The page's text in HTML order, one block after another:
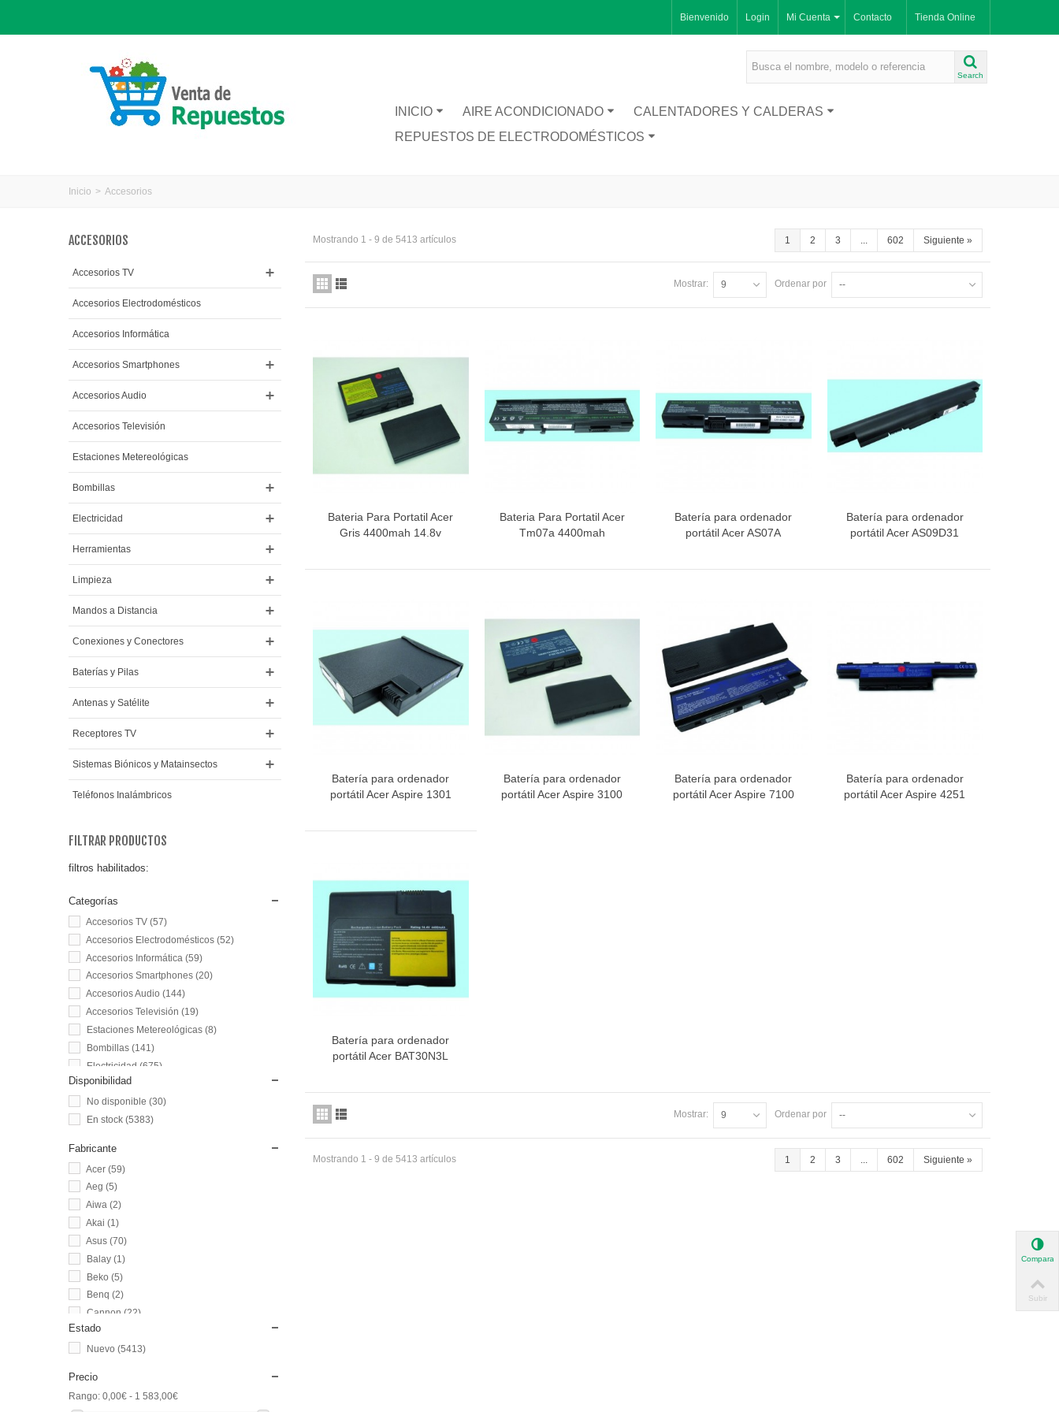
Tienda Online
Contacto
Mi Cuenta
Bienvenido Login
Search
INICIO AIRE ACONDICIONADO
CALENTADORES Y CALDERAS
REPUESTOS DE ELECTRODOMÉSTICOS
Inicio > Accesorios
ACCESORIOS
Accesorios TV
Accesorios Electrodomésticos
Accesorios Informática
Accesorios Smartphones
Accesorios Audio
Accesorios Televisión
Estaciones Metereológicas
Bombillas
Electricidad
Herramientas
Limpieza
Mandos a Distancia
Conexiones y Conectores
Baterías y Pilas
Antenas y Satélite
Receptores TV
Sistemas Biónicos y Matainsectos
Teléfonos Inalámbricos
FILTRAR PRODUCTOS
filtros habilitados:
Categorías
Accesorios TV (57)
Accesorios Electrodomésticos (52)
Accesorios Informática (59)
Accesorios Smartphones (20)
Accesorios Audio (144)
Accesorios Televisión (19)
Estaciones Metereológicas (8)
Bombillas (141)
Electricidad (675)
Herramientas
Limpieza(168)
Mandos a Distancia
Baterías y Pilas
Antenas y Satélite
Receptores TV
Sistemas Biónicos y Matainsectos
Teléfonos Inalámbricos
Disponibilidad
No disponible (30)
En stock (5383)
Fabricante
Acer (59)
Aeg (5)
Aiwa (2)
Akai (1)
Asus (70)
Balay (1)
Beko (5)
Benq (2)
Cannon (22)
Cata
Classic(20)
DeLonghi
(2)
Estado
Nuevo (5413)
Precio
Rango: 0,00€ - 1 583,00€
1 2 3 ... 602 Siguiente »
Mostrando 1 - 9 de 5413 artículos
Ordenar por --
Mostrar: 9
Vista rápida
Bateria Para Portatil Acer
Gris 4400mah 14.8v
Vista rápida
Bateria Para Portatil Acer
Tm07a 4400mah
Vista rápida
Batería para ordenador
portátil Acer AS07A
Vista rápida
Batería para ordenador
portátil Acer AS09D31
Vista rápida
Batería para ordenador
portátil Acer Aspire 1301
Vista rápida
Batería para ordenador
portátil Acer Aspire 3100
Vista rápida
Batería para ordenador
portátil Acer Aspire 7100
Vista rápida
Batería para ordenador
portátil Acer Aspire 4251
Vista rápida
Batería para ordenador
portátil Acer BAT30N3L
Ordenar por --
Mostrar: 9
1 2 3 ... 602 Siguiente »
Mostrando 1 - 9 de 5413 artículos
Comparar
Subir